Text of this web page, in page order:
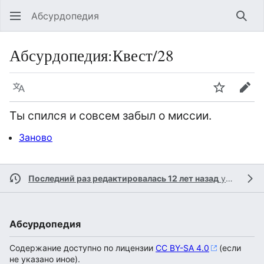
Абсурдопедия
Абсурдопедия:Квест/28
Язык
Ты спился и совсем забыл о миссии.
Заново
Последний раз редактировалась 12 лет назад участником
Абсурдопедия
Содержание доступно по лицензии CC BY-SA 4.0
(если
не указано иное).